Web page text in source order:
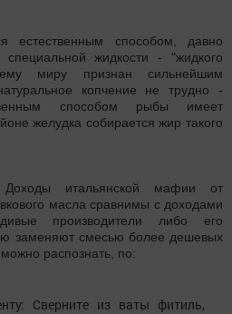
естественным способом, давно
специальной жидкости - "жидкого
миру признан сильнейшим
копчение не трудно -
способом рыбы имеет
желудка собирается жир такого
итальянской мафии от
масла сравнимы с доходами
производители либо его
заменяют смесью более дешевых
распознать, по:
Сверните из ваты фитиль,